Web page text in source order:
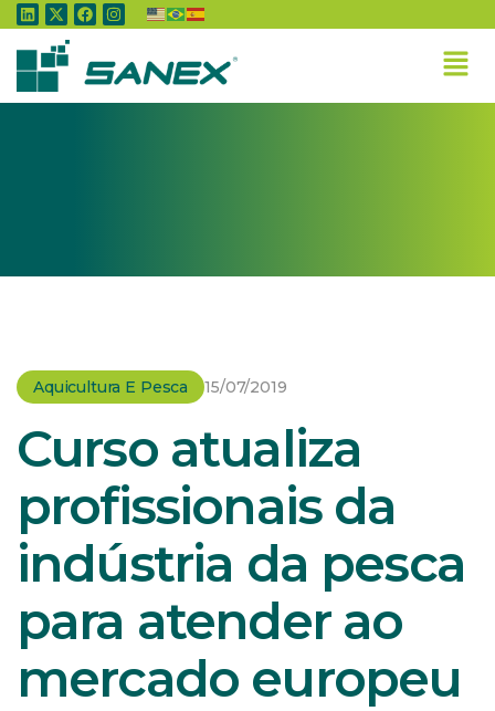
Home » Aquicultura e Pesca
Curso atualiza profissionais da indústria da pesca para
atender ao mercado europeu
Aquicultura E Pesca 15/07/2019
Curso atualiza
profissionais da
indústria da pesca
para atender ao
mercado europeu